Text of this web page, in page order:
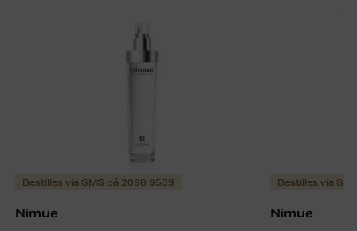
Bestilles via SMS på 2098 9589
Nimue
Bestilles via
Nimue